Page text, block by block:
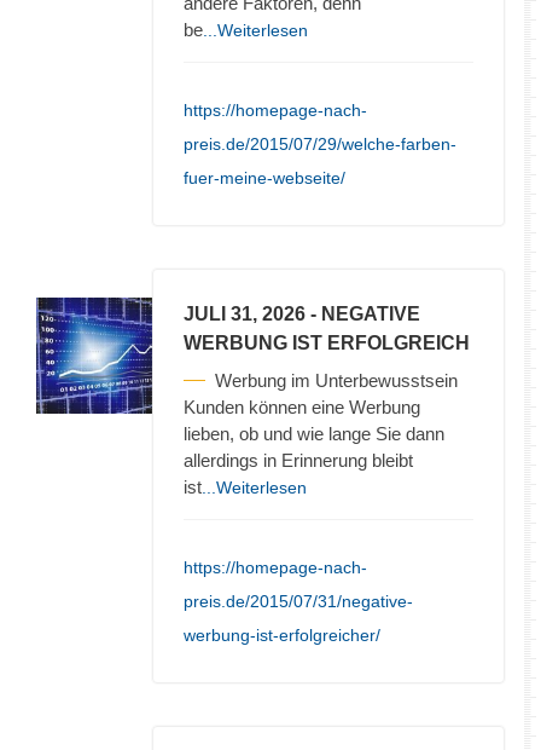
be ...Weiterlesen
https://homepage-nach-
preis.de/2015/07/29/welche-farben-
fuer-meine-webseite/
JULI 31, 2026 - NEGATIVE
WERBUNG IST ERFOLGREICH
Werbung im Unterbewusstsein
Kunden können eine Werbung
lieben, ob und wie lange Sie dann
allerdings in Erinnerung bleibt
ist ...Weiterlesen
https://homepage-nach-
preis.de/2015/07/31/negative-
werbung-ist-erfolgreicher/